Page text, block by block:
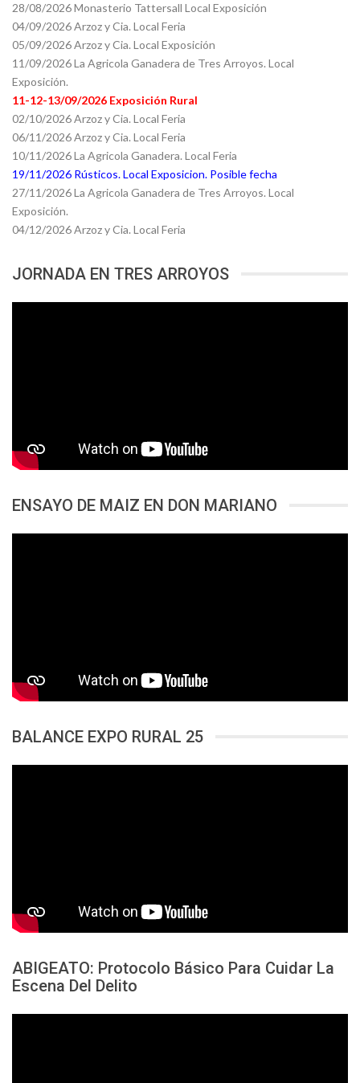
28/08/2026 Monasterio Tattersall Local Exposición
04/09/2026 Arzoz y Cia. Local Feria
05/09/2026 Arzoz y Cia. Local Exposición
11/09/2026 La Agricola Ganadera de Tres Arroyos. Local
Exposición.
11-12-13/09/2026 Exposición Rural
02/10/2026 Arzoz y Cia. Local Feria
06/11/2026 Arzoz y Cia. Local Feria
10/11/2026 La Agricola Ganadera. Local Feria
19/11/2026 Rústicos. Local Exposicion. Posible fecha
27/11/2026 La Agricola Ganadera de Tres Arroyos. Local
Exposición.
04/12/2026 Arzoz y Cia. Local Feria
JORNADA EN TRES ARROYOS
ENSAYO DE MAIZ EN DON MARIANO
BALANCE EXPO RURAL 25
ABIGEATO: Protocolo Básico Para Cuidar La
Escena Del Delito